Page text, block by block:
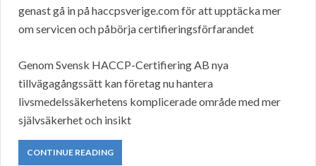
genast gå in på haccpsverige.com för att upptäcka mer
om servicen och påbörja certifieringsförfarandet
Genom Svensk HACCP-Certifiering AB nya
tillvägagångssätt kan företag nu hantera
livsmedelssäkerhetens komplicerade område med mer
självsäkerhet och insikt
CONTINUE READING